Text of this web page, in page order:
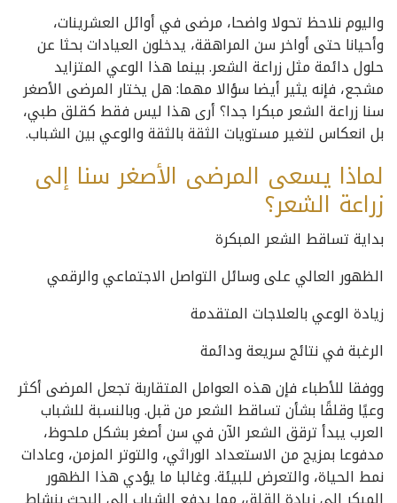
واليوم نلاحظ تحولا واضحا، مرضى في أوائل العشرينات،
وأحيانا حتى أواخر سن المراهقة، يدخلون العيادات بحثا عن
حلول دائمة مثل زراعة الشعر. بينما هذا الوعي المتزايد
مشجع، فإنه يثير أيضا سؤالا مهما: هل يختار المرضى الأصغر
سنا زراعة الشعر مبكرا جدا؟ أرى هذا ليس فقط كقلق طبي،
بل انعكاس لتغير مستويات الثقة بالثقة والوعي بين الشباب.
لماذا يسعى المرضى الأصغر سنا إلى
زراعة الشعر؟
بداية تساقط الشعر المبكرة
الظهور العالي على وسائل التواصل الاجتماعي والرقمي
زيادة الوعي بالعلاجات المتقدمة
الرغبة في نتائج سريعة ودائمة
ووفقا للأطباء فإن هذه العوامل المتقاربة تجعل المرضى أكثر
وعيًا وقلقًا بشأن تساقط الشعر من قبل. وبالنسبة للشباب
العرب يبدأ ترقق الشعر الآن في سن أصغر بشكل ملحوظ،
مدفوعا بمزيج من الاستعداد الوراثي، والتوتر المزمن، وعادات
نمط الحياة، والتعرض للبيئة. وغالبا ما يؤدي هذا الظهور